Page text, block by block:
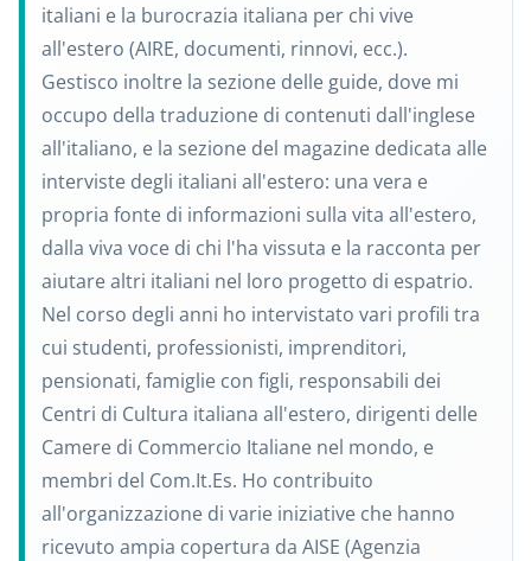
italiani e la burocrazia italiana per chi vive
all'estero (AIRE, documenti, rinnovi, ecc.).
Gestisco inoltre la sezione delle guide, dove mi
occupo della traduzione di contenuti dall'inglese
all'italiano, e la sezione del magazine dedicata alle
interviste degli italiani all'estero: una vera e
propria fonte di informazioni sulla vita all'estero,
dalla viva voce di chi l'ha vissuta e la racconta per
aiutare altri italiani nel loro progetto di espatrio.
Nel corso degli anni ho intervistato vari profili tra
cui studenti, professionisti, imprenditori,
pensionati, famiglie con figli, responsabili dei
Centri di Cultura italiana all'estero, dirigenti delle
Camere di Commercio Italiane nel mondo, e
membri del Com.It.Es. Ho contribuito
all'organizzazione di varie iniziative che hanno
ricevuto ampia copertura da AISE (Agenzia